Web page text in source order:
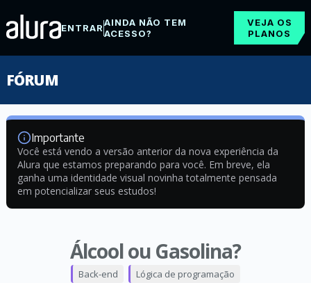
ENTRARAINDA NÃO TEM
ACESSO?
VEJA OS
PLANOS
FÓRUM
Importante
Você está vendo a versão anterior da nova experiência da
Alura que estamos preparando para você. Em breve, ela
ganha uma identidade visual novinha totalmente pensada
em potencializar seus estudos!
Álcool ou Gasolina?
Back-end Lógica de programação